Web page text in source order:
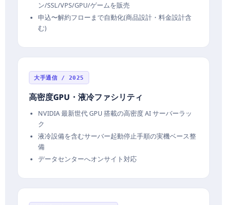
ン/SSL/VPS/GPU/ゲームを販売
申込〜解約フローまで自動化(商品設計・料金設計含
む)
大手通信 / 2025
高密度GPU・液冷ファシリティ
NVIDIA 最新世代 GPU 搭載の高密度 AI サーバーラッ
ク
液冷設備を含むサーバー起動停止手順の実機ベース整
備
データセンターへオンサイト対応